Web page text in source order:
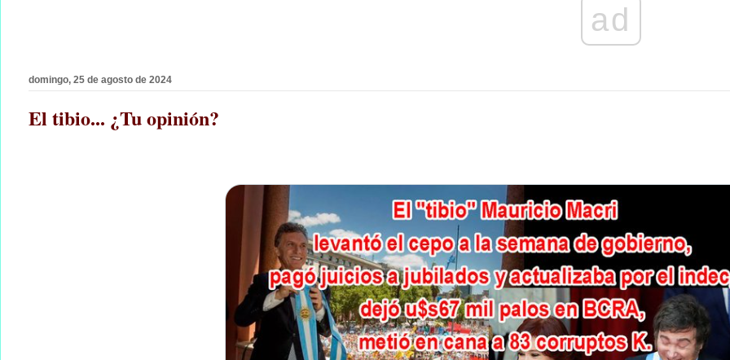
ad
domingo, 25 de agosto de 2024
El tibio... ¿Tu opinión?